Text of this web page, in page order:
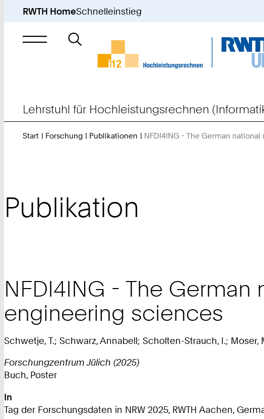
RWTH HomeSchnelleinstieg
Suche
nach
Lehrstuhl für Hochleistungsrechnen
Start Forschung Publikationen NFDI4ING - The German
Publikation
NFDI4ING - The
engineering sciences
Schwetje, T.; Schwarz, Annabell; Scholten-Strauch, I.;
Forschungzentrum Jülich (2025)
Buch, Poster
In
Tag der Forschungsdaten in NRW 2025, RWTH Aachen,